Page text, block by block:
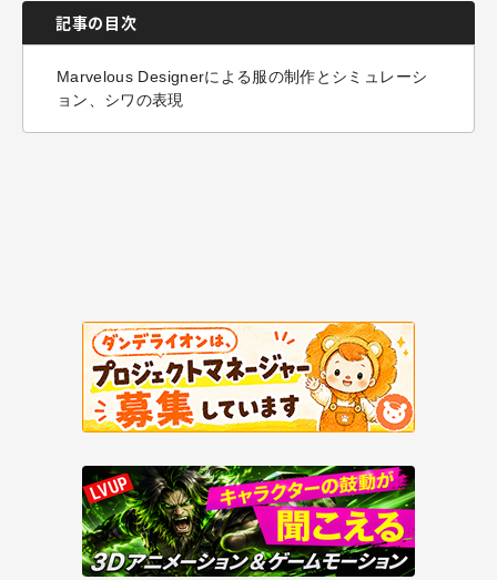
記事の目次
Marvelous Designerによる服の制作とシミュレーシ
ョン、シワの表現